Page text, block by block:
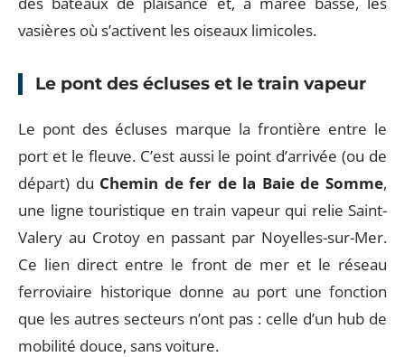
vasières où s’activent les oiseaux limicoles.
Le pont des écluses et le train vapeur
Le pont des écluses marque la frontière entre le
port et le fleuve. C’est aussi le point d’arrivée (ou de
départ) du Chemin de fer de la Baie de Somme,
une ligne touristique en train vapeur qui relie Saint-
Valery au Crotoy en passant par Noyelles-sur-Mer.
Ce lien direct entre le front de mer et le réseau
ferroviaire historique donne au port une fonction
que les autres secteurs n’ont pas : celle d’un hub de
mobilité douce, sans voiture.